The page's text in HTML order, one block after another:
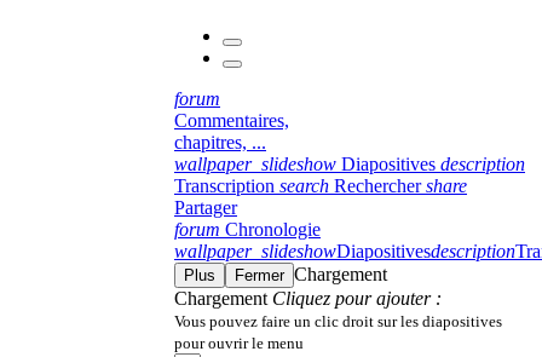
forum
Commentaires,
chapitres, ...
wallpaper_slideshow Diapositives description
Transcription search Rechercher share
Partager
forum Chronologie
wallpaper_slideshowDiapositivesdescription
Plus Fermer Chargement
Chargement Cliquez pour ajouter :
Vous pouvez faire un clic droit sur les diapositives
pour ouvrir le menu